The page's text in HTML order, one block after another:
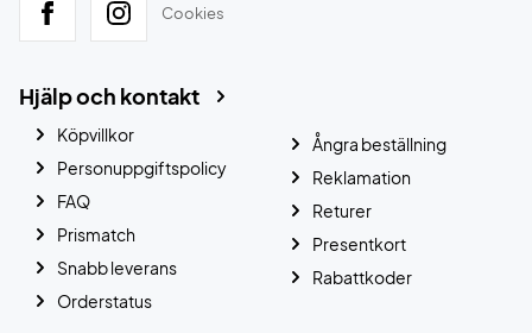
Cookies
Hjälp och kontakt
Köpvillkor
Personuppgiftspolicy
FAQ
Prismatch
Snabb leverans
Orderstatus
Ångra beställning
Reklamation
Returer
Presentkort
Rabattkoder